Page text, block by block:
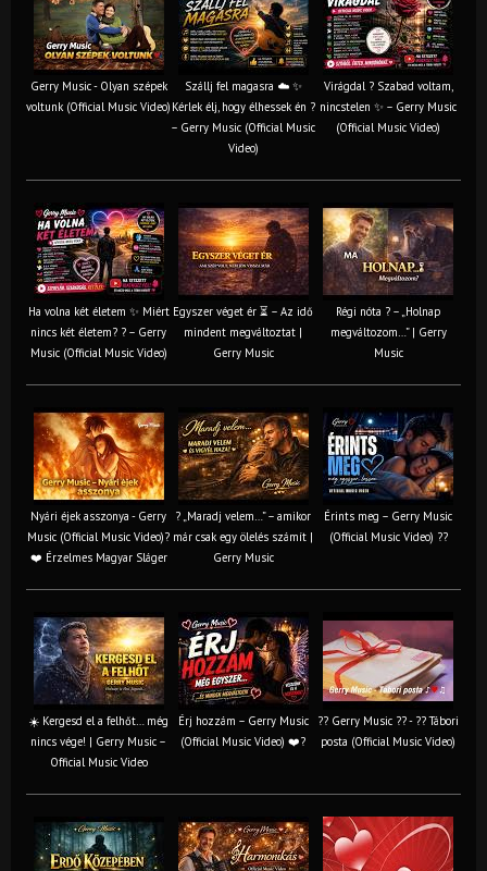
Gerry Music - Olyan szépek
voltunk (Official Music Video)
Szállj fel magasra ☁️ ✨
Kérlek élj, hogy élhessek én ?
– Gerry Music (Official Music
Video)
Virágdal ? Szabad voltam,
nincstelen ✨ – Gerry Music
(Official Music Video)
Ha volna két életem ✨ Miért
nincs két életem? ? – Gerry
Music (Official Music Video)
Egyszer véget ér ⏳ – Az idő
mindent megváltoztat |
Gerry Music
Régi nóta ? – „Holnap
megváltozom…” | Gerry
Music
Nyári éjek asszonya - Gerry
Music (Official Music Video)?
❤️ Érzelmes Magyar Sláger
? „Maradj velem…” – amikor
már csak egy ölelés számít |
Gerry Music
Érints meg – Gerry Music
(Official Music Video) ??
☀️ Kergesd el a felhőt… még
nincs vége! | Gerry Music –
Official Music Video
Érj hozzám – Gerry Music
(Official Music Video) ❤️?
?? Gerry Music ?? - ?? Tábori
posta (Official Music Video)